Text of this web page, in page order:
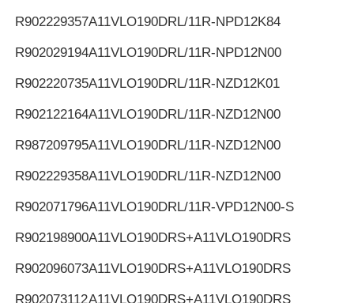
R902229357A11VLO190DRL/11R-NPD12K84
R902029194A11VLO190DRL/11R-NPD12N00
R902220735A11VLO190DRL/11R-NZD12K01
R902122164A11VLO190DRL/11R-NZD12N00
R987209795A11VLO190DRL/11R-NZD12N00
R902229358A11VLO190DRL/11R-NZD12N00
R902071796A11VLO190DRL/11R-VPD12N00-S
R902198900A11VLO190DRS+A11VLO190DRS
R902096073A11VLO190DRS+A11VLO190DRS
R902073112A11VLO190DRS+A11VLO190DRS